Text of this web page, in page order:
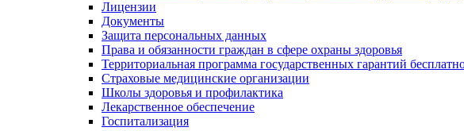
Лицензии
Документы
Защита персональных данных
Права и обязанности граждан в сфере охраны здоровья
Территориальная программа государственных гарантий
Страховые медицинские организации
Школы здоровья и профилактика
Лекарственное обеспечение
Госпитализация